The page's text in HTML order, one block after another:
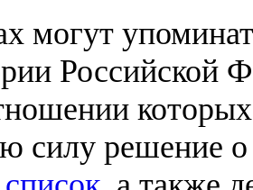
могут
Российской
силу решение